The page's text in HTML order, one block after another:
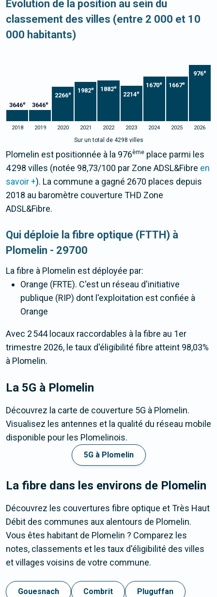
Evolution de la position au sein du
classement des villes (entre 2 000 et 10
000 habitants)
3646e 3646e
2266e 1982e 1882e
2214e
1670e 1667e
976e
2018 2019 2020 2021 2022 2023 2024 2025 2026
Sur un total de 4298 villes
Plomelin est positionnée à la 976ème place parmi les
4 298 villes (notée 98,73/100 par Zone ADSL&Fibre en
savoir +). La commune a gagné 2670 places depuis
2018 au baromètre couverture THD Zone
ADSL&Fibre.
Qui déploie la fibre optique (FTTH) à
Plomelin - 29700
La fibre à Plomelin est déployée par:
Orange (FRTE). C'est un réseau d'initiative
publique (RIP) dont l'exploitation est confiée à
Orange
Avec 2 544 locaux raccordables à la fibre au 1er
trimestre 2026, le taux d'éligibilité fibre atteint 98,03%
à Plomelin.
La 5G à Plomelin
Découvrez la carte de couverture 5G à Plomelin.
Visualisez les antennes et la qualité du réseau mobile
disponible pour les Plomelinois.
5G à Plomelin
La fibre dans les environs de Plomelin
Découvrez les couvertures fibre optique et Très Haut
Débit des communes aux alentours de Plomelin.
Vous êtes habitant de Plomelin ? Comparez les
notes, classements et les taux d'éligibilité des villes
et villages voisins de votre commune.
Gouesnach Combrit Pluguffan